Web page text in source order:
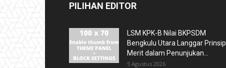
PILIHAN EDITOR
LSM KPK-B Nilai BKPSDM
Bengkulu Utara Langgar Prinsip
Merit dalam Penunjukan...
5 Agustus 2026